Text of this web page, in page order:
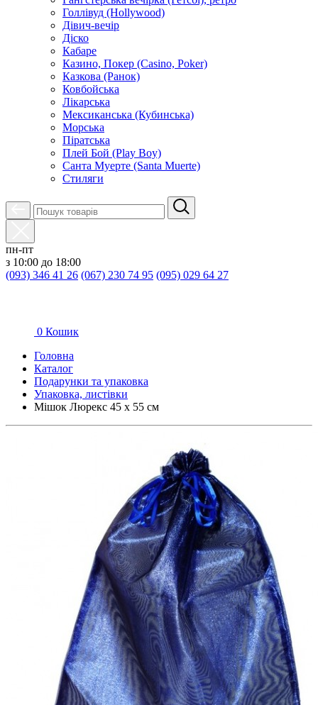
Голлівуд (Hollywood)
Дівич-вечір
Діско
Кабаре
Казино, Покер (Casino, Poker)
Казкова (Ранок)
Ковбойська
Лікарська
Мексиканська (Кубинська)
Морська
Піратська
Плей Бой (Play Boy)
Санта Муерте (Santa Muerte)
Стиляги
пн-пт
з 10:00 до 18:00
(093) 346 41 26 (067) 230 74 95 (095) 029 64 27
0 Кошик
Головна
Каталог
Подарунки та упаковка
Упаковка, листівки
Мішок Люрекс 45 х 55 см